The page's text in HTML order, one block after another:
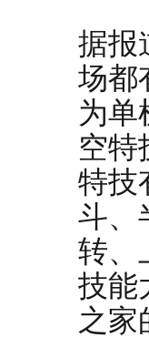
据报
场都
为单
空特
特技
斗、
转、
技能
之家